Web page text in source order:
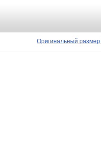
Оригинальный размер